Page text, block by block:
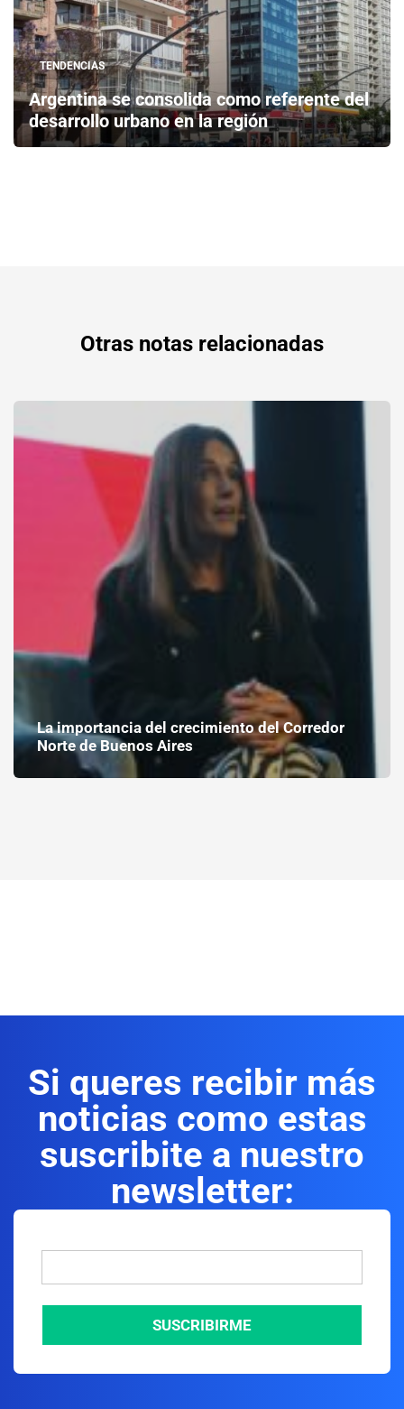
TENDENCIAS
Argentina se consolida como referente del
desarrollo urbano en la región
Otras notas relacionadas
La importancia del crecimiento del Corredor
Norte de Buenos Aires
Si queres recibir más
noticias como estas
suscribite a nuestro
newsletter:
SUSCRIBIRME